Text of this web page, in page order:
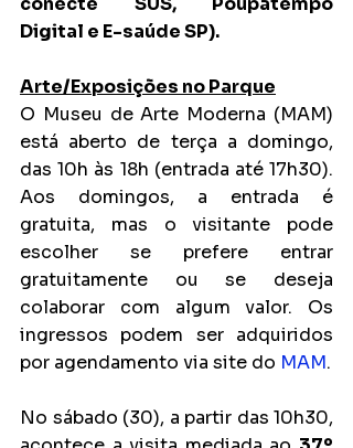
Digital e E-saúde SP).
Arte/Exposições no Parque
O Museu de Arte Moderna (MAM)
está aberto de terça a domingo,
das 10h às 18h (entrada até 17h30).
Aos domingos, a entrada é
gratuita, mas o visitante pode
escolher se prefere entrar
gratuitamente ou se deseja
colaborar com algum valor. Os
ingressos podem ser adquiridos
por agendamento via site do MAM.
No sábado (30), a partir das 10h30,